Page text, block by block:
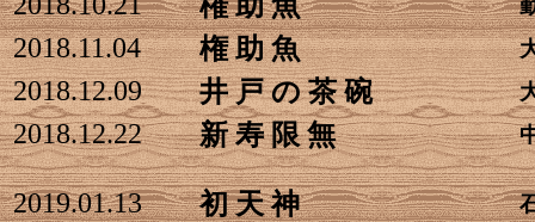
2018.11.04 権 助 魚
2018.12.09 井 戸 の 茶 碗
2018.12.22 新 寿 限 無
2019.01.13 初 天 神